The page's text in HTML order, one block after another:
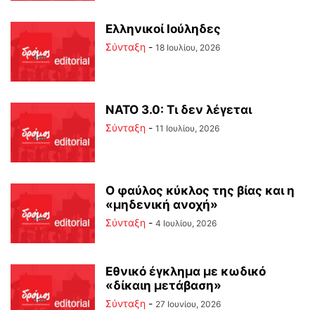
Ελληνικοί Ιούληδες
Σύνταξη - 18 Ιουλίου, 2026
ΝΑΤΟ 3.0: Τι δεν λέγεται
Σύνταξη - 11 Ιουλίου, 2026
Ο φαύλος κύκλος της βίας και η
«μηδενική ανοχή»
Σύνταξη - 4 Ιουλίου, 2026
Εθνικό έγκλημα με κωδικό
«δίκαιη μετάβαση»
Σύνταξη - 27 Ιουνίου, 2026